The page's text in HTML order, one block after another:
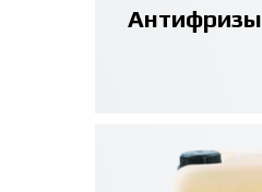
Антифризы